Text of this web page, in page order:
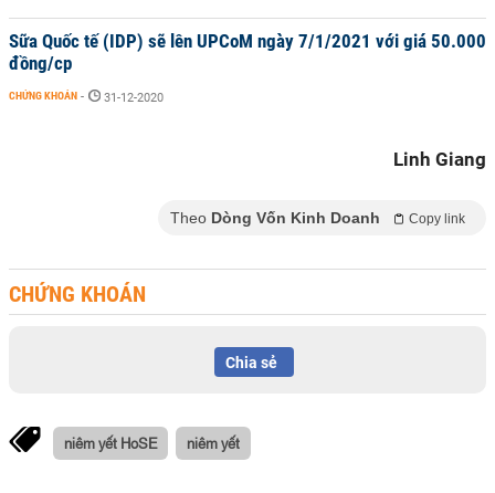
Sữa Quốc tế (IDP) sẽ lên UPCoM ngày 7/1/2021 với giá 50.000
đồng/cp
CHỨNG KHOÁN - 31-12-2020
Linh Giang
Theo Dòng Vốn Kinh Doanh Copy link
CHỨNG KHOÁN
Chia sẻ
niêm yết HoSE niêm yết